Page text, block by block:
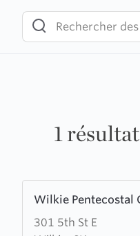
content
1
Wilkie Pentecostal
301 5th St E
more
about